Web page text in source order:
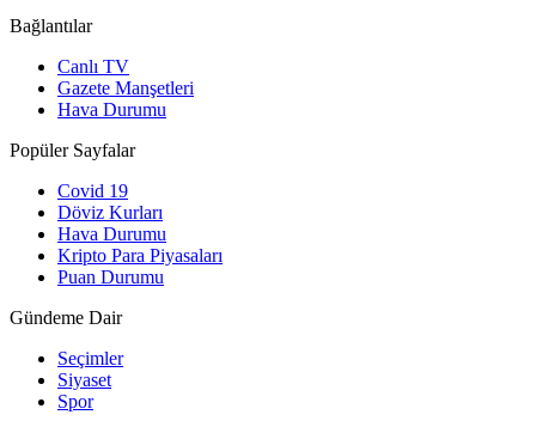
Bağlantılar
Canlı TV
Gazete Manşetleri
Hava Durumu
Popüler Sayfalar
Covid 19
Döviz Kurları
Hava Durumu
Kripto Para Piyasaları
Puan Durumu
Gündeme Dair
Seçimler
Siyaset
Spor